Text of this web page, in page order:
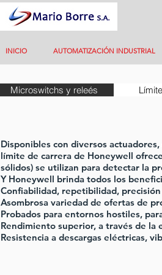
INICIO AUTOMATIZACIÓN INDUSTRIAL
Microswitchs y releés
Disponibles con diversos
límite de carrera de Honeywell
sólidos) se utilizan para detectar la
Y Honeywell brinda todos los
Confiabilidad, repetibilidad, precisión
Asombrosa variedad de ofertas de
Probados para entornos hostiles,
Rendimiento superior, a través de la
Resistencia a descargas eléctricas,